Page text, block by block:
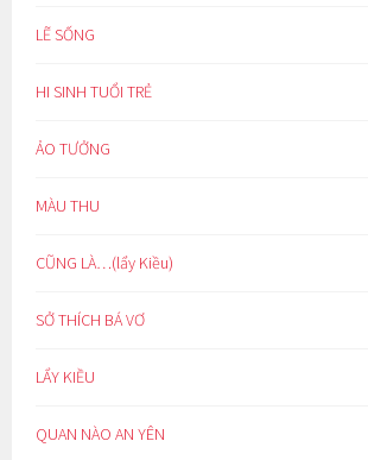
LẼ SỐNG
HI SINH TUỔI TRẺ
ẢO TƯỞNG
MÀU THU
CŨNG LÀ…(lẩy Kiều)
SỞ THÍCH BÁ VƠ
LẨY KIỀU
QUAN NÀO AN YÊN